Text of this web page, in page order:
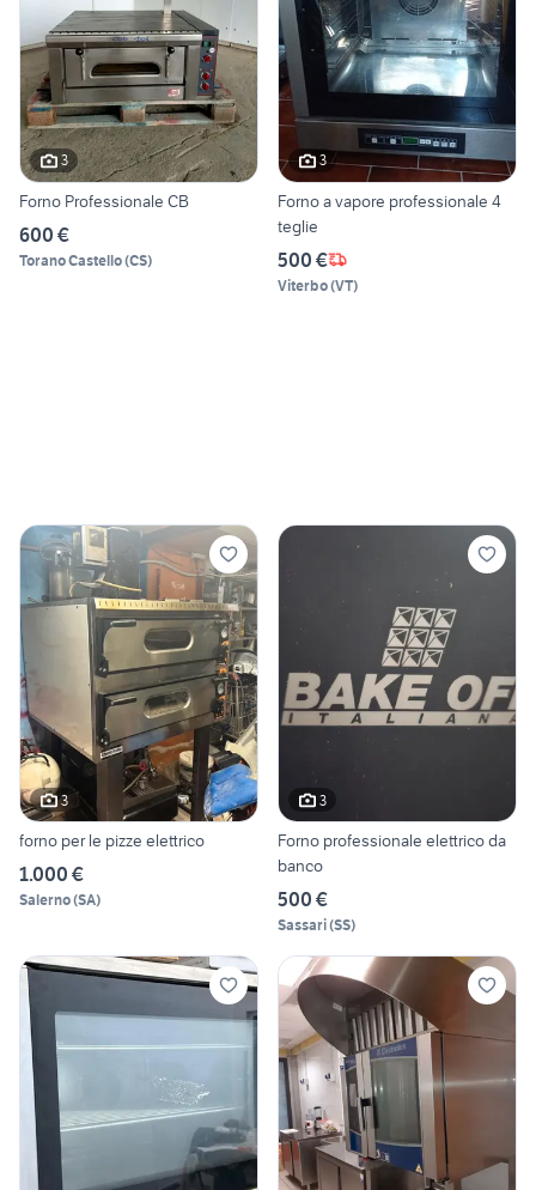
3
Forno Professionale CB
600 €
Torano Castello(CS)
3
Forno a vapore professionale 4
teglie
500 €
Viterbo(VT)
3
forno per le pizze elettrico
1.000 €
Salerno(SA)
3
Forno professionale elettrico da
banco
500 €
Sassari(SS)